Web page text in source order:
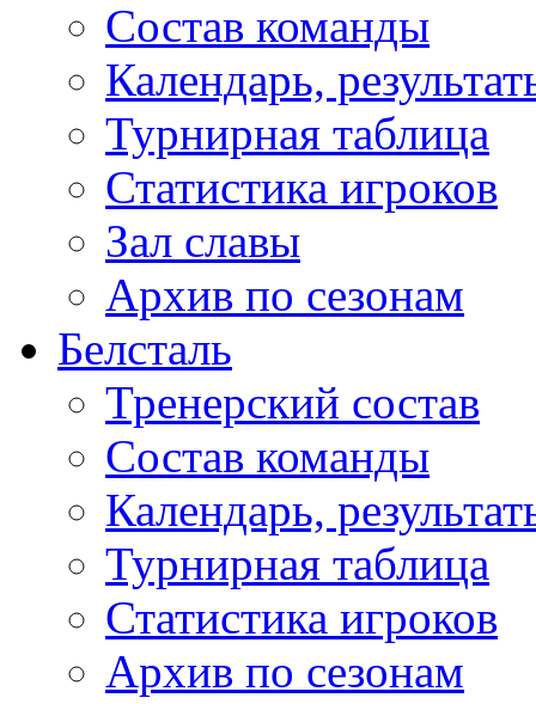
Состав команды
Календарь,
Турнирная таблица
Статистика игроков
Зал славы
Архив по сезонам
Белсталь
Тренерский состав
Состав команды
Календарь,
Турнирная таблица
Статистика игроков
Архив по сезонам